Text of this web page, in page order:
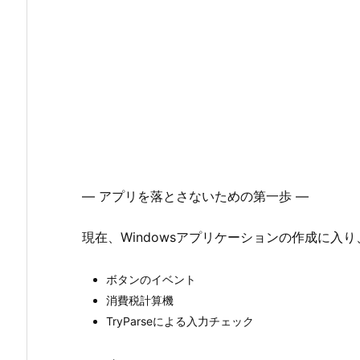
― アプリを落とさないための第一歩 ―
現在、Windowsアプリケーションの作成に入り
ボタンのイベント
消費税計算機
TryParseによる入力チェック